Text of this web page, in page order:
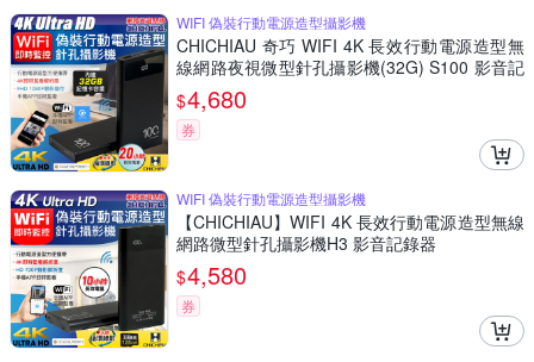
WIFI 偽裝行動電源造型攝影機
CHICHIAU 奇巧 WIFI 4K 長效行動電源造型無
線網路夜視微型針孔攝影機(32G) S100 影音記
錄器
$4,680
券
WIFI 偽裝行動電源造型攝影機
【CHICHIAU】WIFI 4K 長效行動電源造型無線
網路微型針孔攝影機H3 影音記錄器
$4,580
券